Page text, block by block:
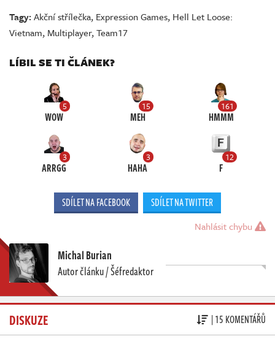
Tagy:Akční střílečka, Expression Games, Hell Let Loose:
Vietnam, Multiplayer,Team17
LÍBIL SE TI ČLÁNEK?
5
WOW
15
MEH
161
HMMM
3
ARRGG
3
HAHA
12
F
SDÍLET NA FACEBOOK SDÍLET NA TWITTER
Nahlásit chybu
Michal Burian
Autor článku / Šéfredaktor
DISKUZE | 15 KOMENTÁŘŮ